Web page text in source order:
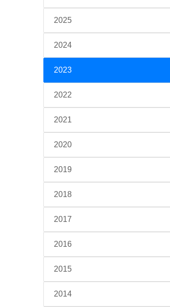
2025
2024
2023
2022
2021
2020
2019
2018
2017
2016
2015
2014